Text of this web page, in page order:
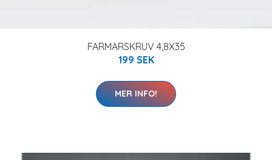
FARMARSKRUV 4,8X35
199 SEK
MER INFO!